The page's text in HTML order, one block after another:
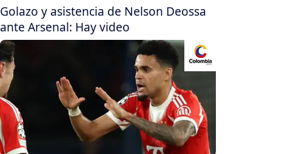
Golazo y asistencia de Nelson Deossa
ante Arsenal: Hay video